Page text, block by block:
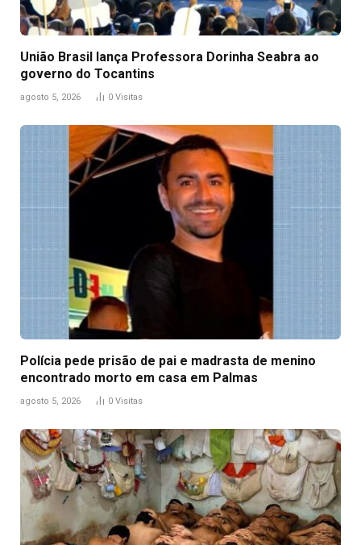
União Brasil lança Professora Dorinha Seabra ao
governo do Tocantins
agosto 5, 2026 0 Visitas
Polícia pede prisão de pai e madrasta de menino
encontrado morto em casa em Palmas
agosto 5, 2026 0 Visitas